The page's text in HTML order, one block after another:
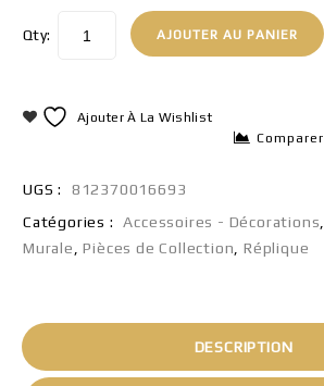
Qty: AJOUTER AU PANIER
Ajouter À La Wishlist
Comparer
UGS :
812370016693
Catégories :
Accessoires - Décorations
Murale
,Pièces de Collection ,Réplique
DESCRIPTION